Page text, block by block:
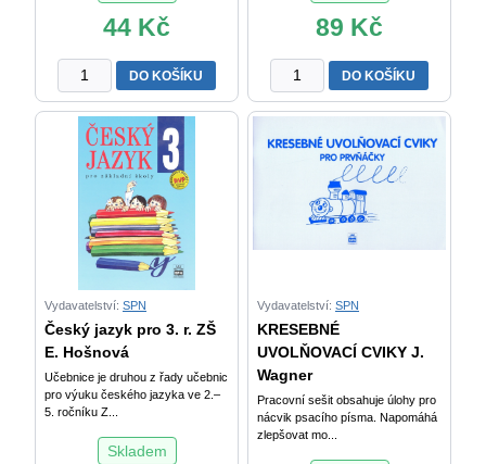
44 Kč
Procvičujeme
si
mluvnické
významy
podstatných
jmen
sloves
množství
DO KOŠÍKU
89 Kč
Český
jazyk
pro
3.
pracovní
sešit
DO KOŠÍKU
Vydavatelství: SPN
Český jazyk pro 3. r. ZŠ
E. Hošnová
Učebnice je druhou z řady učebnic
pro výuku českého jazyka ve 2.–
5. ročníku Z...
Skladem
Vydavatelství: SPN
KRESEBNÉ
UVOLŇOVACÍ CVIKY J.
Wagner
Pracovní sešit obsahuje úlohy pro
nácvik psacího písma. Napomáhá
zlepšovat mo...